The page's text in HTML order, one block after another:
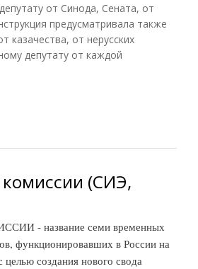
от Синода, Сената, от
предусматривала также
казачества, от нерусских
депутату от каждой
(СИЭ,
- название семи временных
функционировавших в России на
создания нового свода